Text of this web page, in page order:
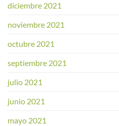
diciembre 2021
noviembre 2021
octubre 2021
septiembre 2021
julio 2021
junio 2021
mayo 2021